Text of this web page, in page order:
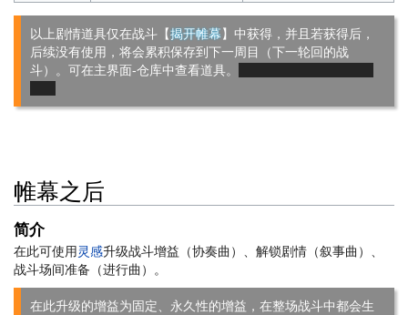
以上剧情道具仅在战斗【揭开帷幕】中获得，并且若获得后，
后续没有使用，将会累积保存到下一周目（下一轮回的战
斗）。可在主界面-仓库中查看道具。
帷幕之后
简介
在此可使用 灵感升级战斗增益（协奏曲）、解锁剧情（叙事曲）、
战斗场间准备（进行曲）。
在此升级的增益为固定、永久性的增益，在整场战斗中都会生